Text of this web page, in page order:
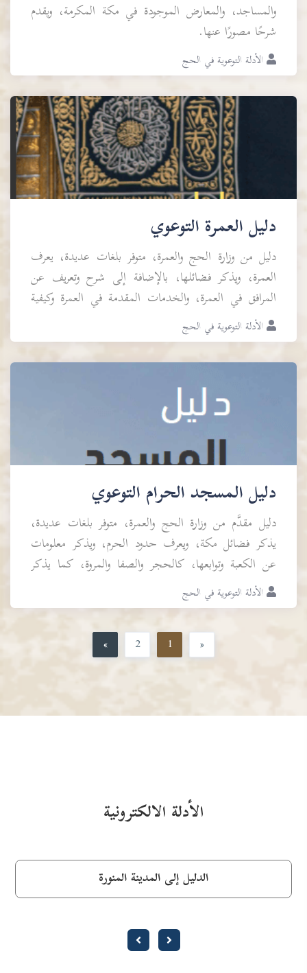
والمساجد، والمعارض الموجودة في مكة المكرمة، ويقدم
شرحًا مصورًا عنها.
الأدلة التوعوية في الحج
دليل العمرة التوعوي
دليل من وزارة الحج والعمرة، متوفر بلغات عديدة، يعرف
العمرة، ويذكر فضائلها، بالإضافة إلى شرح وتعريف عن
المرافق في العمرة، والخدمات المقدمة في العمرة وكيفية
الوصول إليها.
الأدلة التوعوية في الحج
دليل المسجد الحرام التوعوي
دليل مقدَّم من وزارة الحج والعمرة، متوفر بلغات عديدة،
يذكر فضائل مكة، ويعرف حدود الحرم، ويذكر معلومات
عن الكعبة وتوابعها، كالحجر والصفا والمروة، كما يذكر
الخدمات المقدمة في المسجد الحرم للحجاج والمعتم...
الأدلة التوعوية في الحج
«
1
2
»
الأدلة الالكترونية
الدليل إلى المدينة المنورة